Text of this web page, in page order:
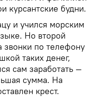
курсантские будни.
и учился морским
Но второй
звонки по телефону
таких денег,
сам заработать —
сумма. На
крест.